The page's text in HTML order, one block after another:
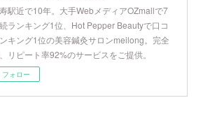
駅近で10年。大手WebメディアOZmallで7
ランキング1位、Hot Pepper Beautyで口コ
キング1位の美容鍼灸サロンmeilong。完全
リピート率92%のサービスをご提供。
フォロー